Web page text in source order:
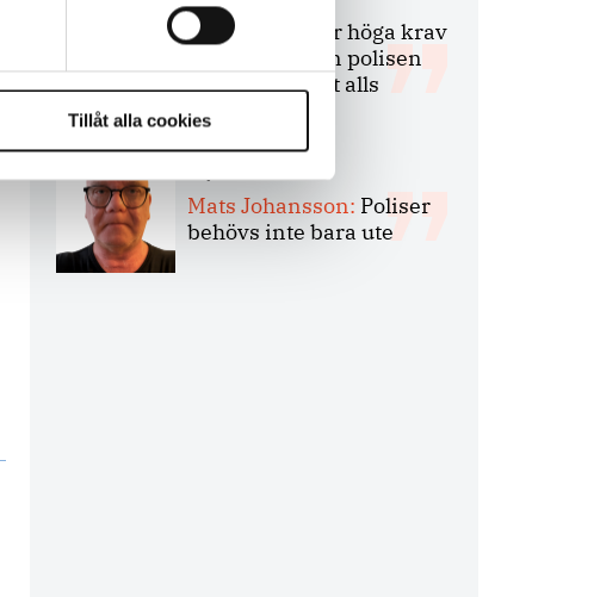
Tillåt alla cookies
Debatt:
Med för höga krav
på evidens kan polisen
inte göra något alls
Mats Johansson: Poliser
behövs inte bara ute